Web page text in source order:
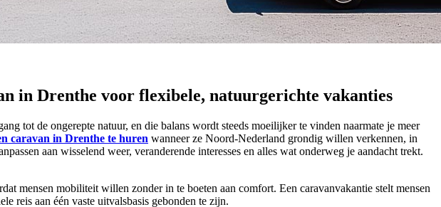
in Drenthe voor flexibele, natuurgerichte vakanties
tot de ongerepte natuur, en die balans wordt steeds moeilijker te vinden naarmate je meer
caravan in Drenthe te huren wanneer ze Noord-Nederland grondig willen verkennen, in
aan wisselend weer, veranderende interesses en alles wat onderweg je aandacht trekt.
mensen mobiliteit willen zonder in te boeten aan comfort. Een caravanvakantie stelt mensen
reis aan één vaste uitvalsbasis gebonden te zijn.